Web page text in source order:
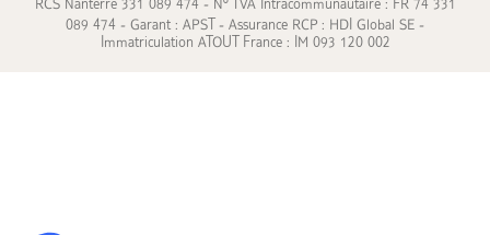
RCS Nanterre 331 089 474 - N° TVA Intracommunautaire : FR 74 331
089 474 - Garant : APST - Assurance RCP : HDI Global SE -
Immatriculation ATOUT France : IM 093 120 002